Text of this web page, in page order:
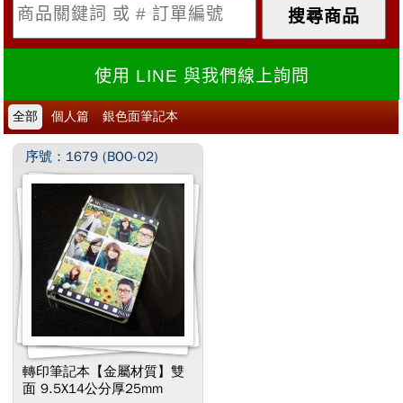
使用 LINE 與我們線上詢問